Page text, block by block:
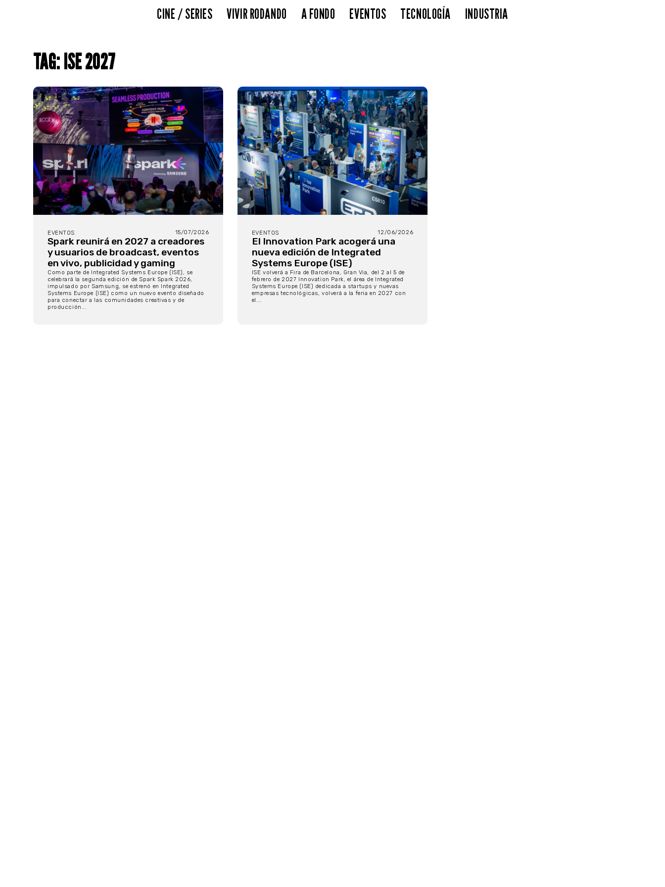
CINE / SERIES VIVIR RODANDO A FONDO EVENTOS TECNOLOGÍA INDUSTRIA
TAG: ISE 2027
EVENTOS 15/07/2026
Spark reunirá en 2027 a creadores
y usuarios de broadcast, eventos
en vivo, publicidad y gaming
Como parte de Integrated Systems Europe (ISE), se
celebrará la segunda edición de Spark Spark 2026,
impulsado por Samsung, se estrenó en Integrated
Systems Europe (ISE) como un nuevo evento diseñado
para conectar a las comunidades creativas y de
producción...
EVENTOS 12/06/2026
El Innovation Park acogerá una
nueva edición de Integrated
Systems Europe (ISE)
ISE volverá a Fira de Barcelona, Gran Via, del 2 al 5 de
febrero de 2027 Innovation Park, el área de Integrated
Systems Europe (ISE) dedicada a startups y nuevas
empresas tecnológicas, volverá a la feria en 2027 con
el...